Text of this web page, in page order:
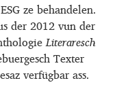
ze behandelen.
der 2012 vun der
Literaresch
Texter
verfügbar ass.